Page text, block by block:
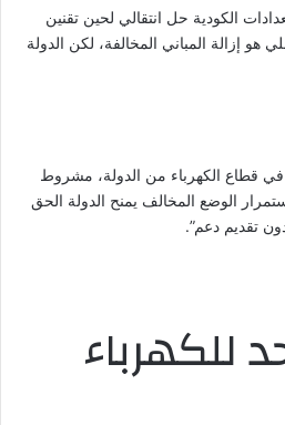
الكودية حل انتقالي لحين تقنين
هو إزالة المباني المخالفة، لكن الدولة
قطاع الكهرباء من الدولة، مشروط
الوضع المخالف يمنح الدولة الحق
تقديم دعم”.
للكهرباء